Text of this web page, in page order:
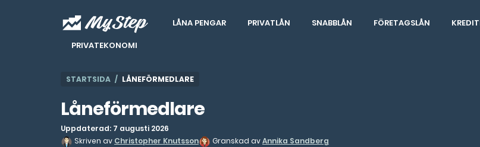
LÅNA PENGAR PRIVATLÅN SNABBLÅN FÖRETAGSLÅN
PRIVATEKONOMI
STARTSIDA LÅNEFÖRMEDLARE
Låneförmedlare
Uppdaterad: 7 augusti 2026
Skriven av Christopher Knutsson Granskad avAnnika Sandberg